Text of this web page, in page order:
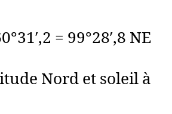
= 99°28′,8 NE
Nord et soleil à